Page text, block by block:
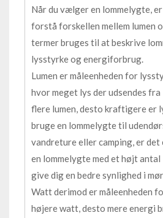
Når du vælger en lommelygte,
forstå forskellen mellem lumen
termer bruges til at beskrive
lysstyrke og energiforbrug.
Lumen er måleenheden for
hvor meget lys der udsendes fra
flere lumen, desto kraftigere er
bruge en lommelygte til
vandreture eller camping, er
en lommelygte med et højt antal
give dig en bedre synlighed i
Watt derimod er måleenheden
højere watt, desto mere energi